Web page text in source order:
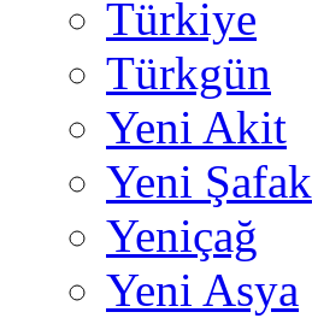
Türkiye
Türkgün
Yeni Akit
Yeni Şafak
Yeniçağ
Yeni Asya